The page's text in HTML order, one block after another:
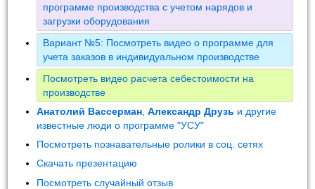
программе производства с учетом нарядов и
загрузки оборудования
Вариант №5: Посмотреть видео о программе для
учета заказов в индивидуальном производстве
Посмотреть видео расчета себестоимости на
производстве
Анатолий Вассерман ,Александр Друзь и другие
известные люди о программе "УСУ"
Посмотреть познавательные ролики в соц. сетях
Скачать презентацию
Посмотреть случайный отзыв